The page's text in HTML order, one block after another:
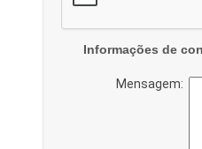
Informações de
Mensagem: